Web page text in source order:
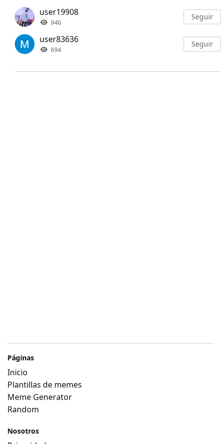
user19908
946
Seguir
user83636
694
Seguir
Páginas
Inicio
Plantillas de memes
Meme Generator
Random
Nosotros